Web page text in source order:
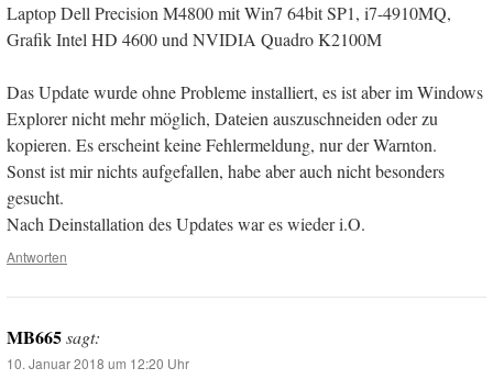
Laptop Dell Precision M4800 mit Win7 64bit SP1, i7-4910MQ,
Grafik Intel HD 4600 und NVIDIA Quadro K2100M
Das Update wurde ohne Probleme installiert, es ist aber im Windows
Explorer nicht mehr möglich, Dateien auszuschneiden oder zu
kopieren. Es erscheint keine Fehlermeldung, nur der Warnton.
Sonst ist mir nichts aufgefallen, habe aber auch nicht besonders
gesucht.
Nach Deinstallation des Updates war es wieder i.O.
Antworten
MB665sagt:
10. Januar 2018 um 12:20 Uhr